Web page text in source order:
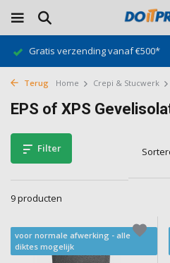
Gratis verzending vanaf €500*
Terug Home Crepi & Stucwerk
EPS of XPS
Filter
9 producten
voor normale afwerking - alle
diktes mogelijk